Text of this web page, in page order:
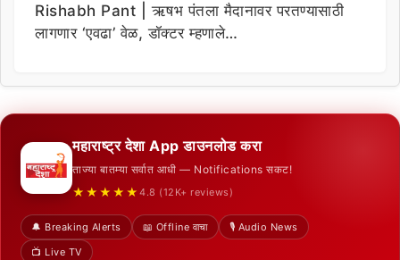
Rishabh Pant | ऋषभ पंतला मैदानावर परतण्यासाठी
लागणार ‘एवढा’ वेळ, डॉक्टर म्हणाले…
महाराष्ट्र देशा App डाउनलोड करा
ताज्या बातम्या सर्वात आधी — Notifications सकट!
★★★★★ 4.8 (12K+ reviews)
🔔 Breaking Alerts 📖 Offline वाचा
🎙️ Audio News
📺 Live TV